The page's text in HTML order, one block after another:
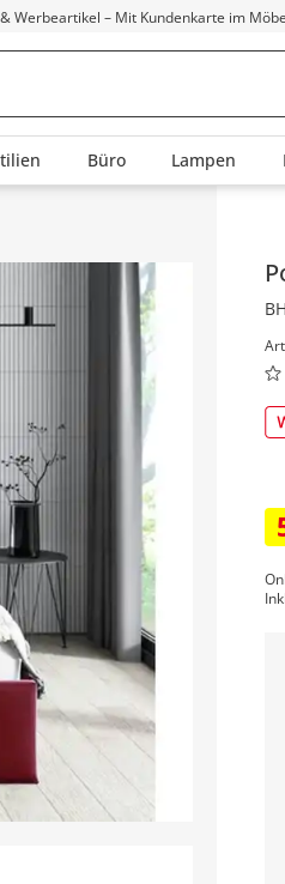
Werbeartikel – Mit Kundenkarte im
Büro Lampen